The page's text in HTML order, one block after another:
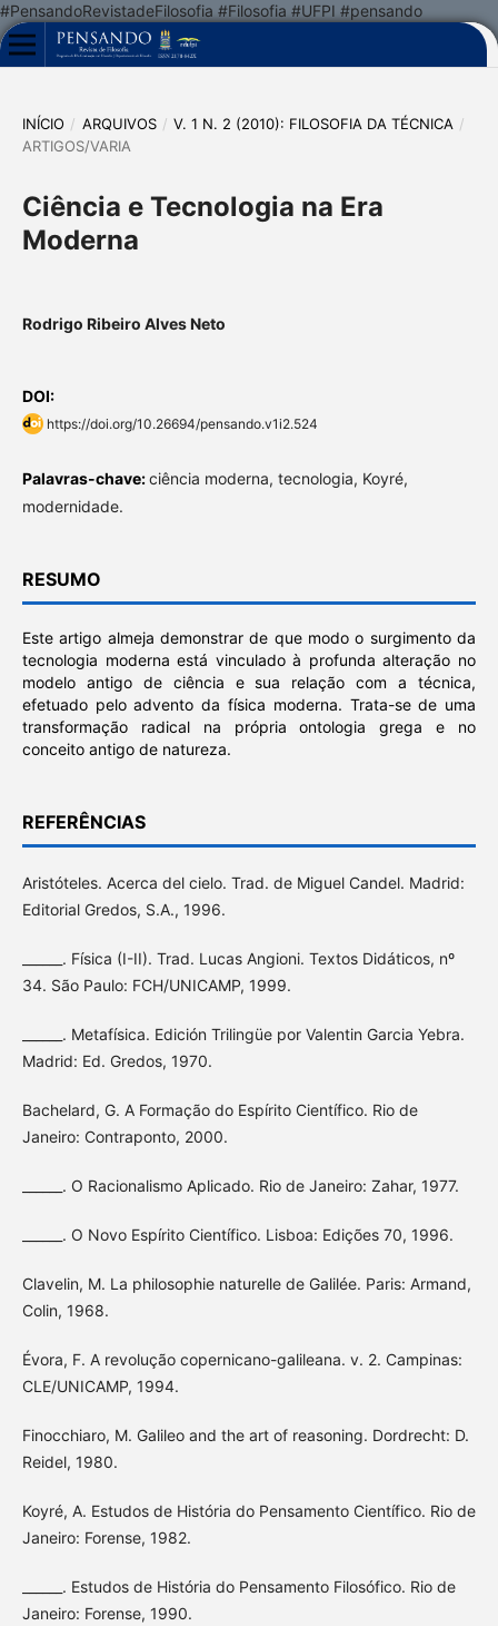
#PensandoRevistadeFilosofia #Filosofia #UFPI #pensando
INÍCIO / ARQUIVOS / V. 1 N. 2 (2010): FILOSOFIA DA TÉCNICA /
ARTIGOS/VARIA
Ciência e Tecnologia na Era
Moderna
Rodrigo Ribeiro Alves Neto
DOI:
https://doi.org/10.26694/pensando.v1i2.524
Palavras-chave:ciência moderna, tecnologia, Koyré,
modernidade.
RESUMO
Este artigo almeja demonstrar de que modo o surgimento da
tecnologia moderna está vinculado à profunda alteração no
modelo antigo de ciência e sua relação com a técnica,
efetuado pelo advento da física moderna. Trata-se de uma
transformação radical na própria ontologia grega e no
conceito antigo de natureza.
REFERÊNCIAS
Aristóteles. Acerca del cielo. Trad. de Miguel Candel. Madrid:
Editorial Gredos, S.A., 1996.
______. Física (I-II). Trad. Lucas Angioni. Textos Didáticos, nº
34. São Paulo: FCH/UNICAMP, 1999.
______. Metafísica. Edición Trilingüe por Valentin Garcia Yebra.
Madrid: Ed. Gredos, 1970.
Bachelard, G. A Formação do Espírito Científico. Rio de
Janeiro: Contraponto, 2000.
______. O Racionalismo Aplicado. Rio de Janeiro: Zahar, 1977.
______. O Novo Espírito Científico. Lisboa: Edições 70, 1996.
Clavelin, M. La philosophie naturelle de Galilée. Paris: Armand,
Colin, 1968.
Évora, F. A revolução copernicano-galileana. v. 2. Campinas:
CLE/UNICAMP, 1994.
Finocchiaro, M. Galileo and the art of reasoning. Dordrecht: D.
Reidel, 1980.
Koyré, A. Estudos de História do Pensamento Científico. Rio de
Janeiro: Forense, 1982.
______. Estudos de História do Pensamento Filosófico. Rio de
Janeiro: Forense, 1990.